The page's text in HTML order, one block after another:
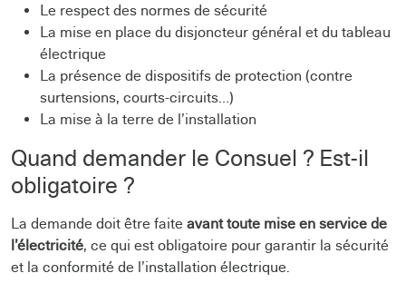
Le respect des normes de sécurité
La mise en place du disjoncteur général et du tableau
électrique
La présence de dispositifs de protection (contre
surtensions, courts-circuits…)
La mise à la terre de l’installation
Quand demander le Consuel ? Est-il
obligatoire ?
La demande doit être faite avant toute mise en service de
l’électricité, ce qui est obligatoire pour garantir la sécurité
et la conformité de l’installation électrique.